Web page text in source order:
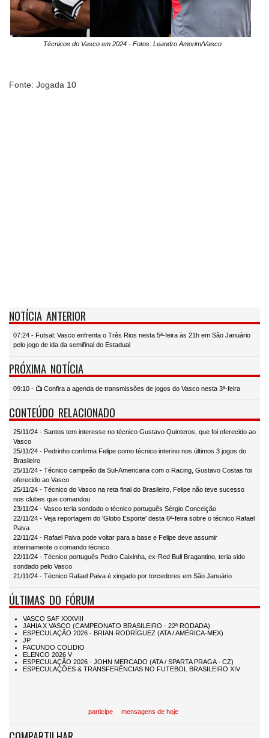
Técnicos do Vasco em 2024 - Fotos: Leandro Amorim/Vasco
Fonte: Jogada 10
NOTÍCIA ANTERIOR
07:24 - Futsal: Vasco enfrenta o Três Rios nesta 5ª-feira às 21h em São Januário
pelo jogo de ida da semifinal do Estadual
PRÓXIMA NOTÍCIA
09:10 - 📺 Confira a agenda de transmissões de jogos do Vasco nesta 3ª-feira
CONTEÚDO RELACIONADO
25/11/24 - Santos tem interesse no técnico Gustavo Quinteros, que foi oferecido ao
Vasco
25/11/24 - Pedrinho confirma Felipe como técnico interino nos últimos 3 jogos do
Brasileiro
25/11/24 - Técnico campeão da Sul-Americana com o Racing, Gustavo Costas foi
oferecido ao Vasco
25/11/24 - Técnico do Vasco na reta final do Brasileiro, Felipe não teve sucesso
nos clubes que comandou
23/11/24 - Vasco teria sondado o técnico português Sérgio Conceição
22/11/24 - Veja reportagem do 'Globo Esporte' desta 6ª-feira sobre o técnico Rafael
Paiva
22/11/24 - Rafael Paiva pode voltar para a base e Felipe deve assumir
interinamente o comando técnico
22/11/24 - Técnico português Pedro Caixinha, ex-Red Bull Bragantino, teria sido
sondado pelo Vasco
21/11/24 - Técnico Rafael Paiva é xingado por torcedores em São Januário
ÚLTIMAS DO FÓRUM
participe mensagens de hoje